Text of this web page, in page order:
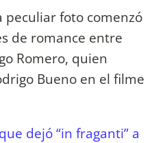
peculiar foto comenzó
de romance entre
Romero, quien
Bueno en el filme
dejó “in fraganti” a